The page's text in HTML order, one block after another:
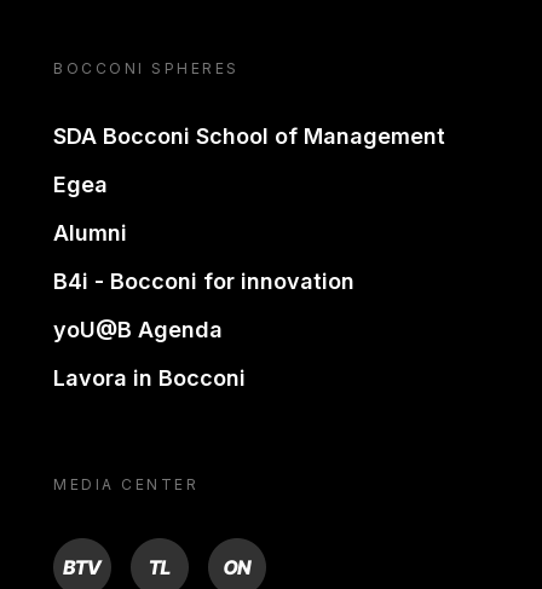
BOCCONI SPHERES
SDA Bocconi School of Management
Egea
Alumni
B4i - Bocconi for innovation
yoU@B Agenda
Lavora in Bocconi
MEDIA CENTER
BTV TL ON